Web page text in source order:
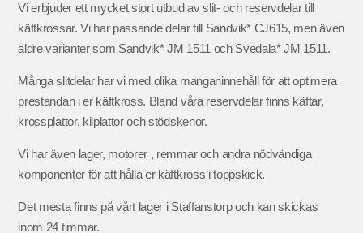
Vi erbjuder ett mycket stort utbud av slit- och reservdelar till
käftkrossar. Vi har passande delar till Sandvik* CJ615, men även
äldre varianter som Sandvik* JM 1511 och Svedala* JM 1511.
Många slitdelar har vi med olika manganinnehåll för att optimera
prestandan i er käftkross. Bland våra reservdelar finns käftar,
krossplattor, kilplattor och stödskenor.
Vi har även lager, motorer , remmar och andra nödvändiga
komponenter för att hålla er käftkross i toppskick.
Det mesta finns på vårt lager i Staffanstorp och kan skickas
inom 24 timmar.